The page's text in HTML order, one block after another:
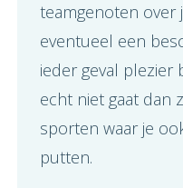
teamgenoten over
eventueel een
ieder geval plezier
echt niet gaat dan
sporten waar je
putten.